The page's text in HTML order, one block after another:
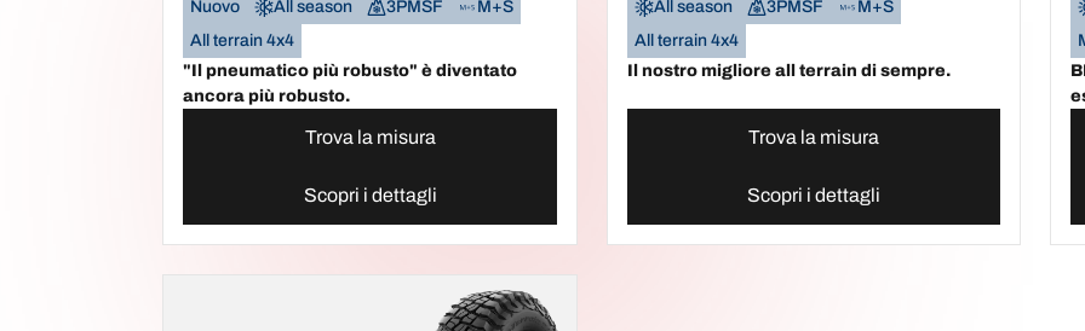
Nuovo All season 3PMSF
M+S
All terrain 4x4
"Il pneumatico più robusto" è diventato
ancora più robusto.
Trova la misura
Scopri i dettagli
All season 3PMSF
M+S
All terrain 4x4
Il nostro migliore all terrain di sempre.
Trova la misura
Scopri i dettagli